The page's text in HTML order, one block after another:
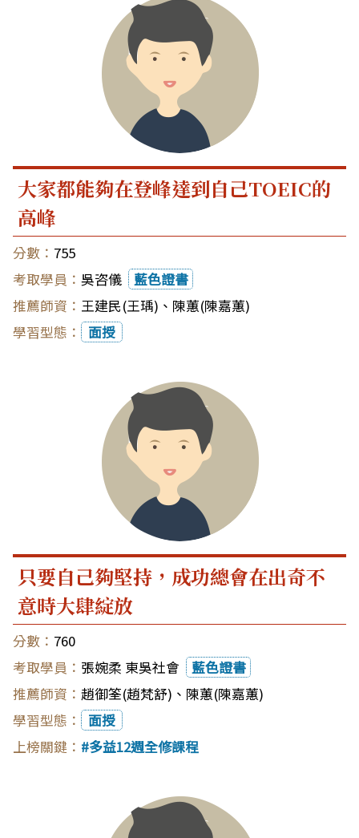
大家都能夠在登峰達到自己TOEIC的
高峰
755
吳咨儀
藍色證書
王建民(王瑀) 、 陳蕙(陳嘉蕙)
面授
只要自己夠堅持，成功總會在出奇不
意時大肆綻放
760
張婉柔 東吳社會
藍色證書
趙御筌(趙梵舒) 、 陳蕙(陳嘉蕙)
面授
多益12週全修課程